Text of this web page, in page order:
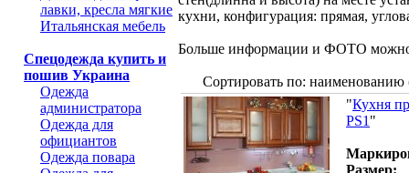
лавки, кресла мягкие
Итальянская мебель
Спецодежда купить и
пошив Украина
Одежда
администратора
Одежда для
официантов
Одежда повара
кухни, конфигурация: прямая,
Больше информации и ФОТО
Сортировать по: наименованию
"Кухня
PS1 "
Размер: